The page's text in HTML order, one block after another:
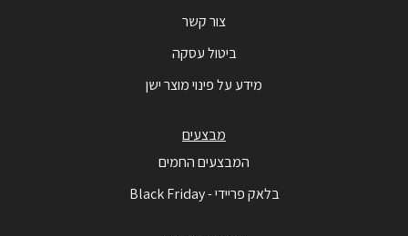
צור קשר
ביטול עסקה
מידע על פינוי מוצר ישן
מבצעים
המבצעים החמים
בלאק פריידי - Black Friday